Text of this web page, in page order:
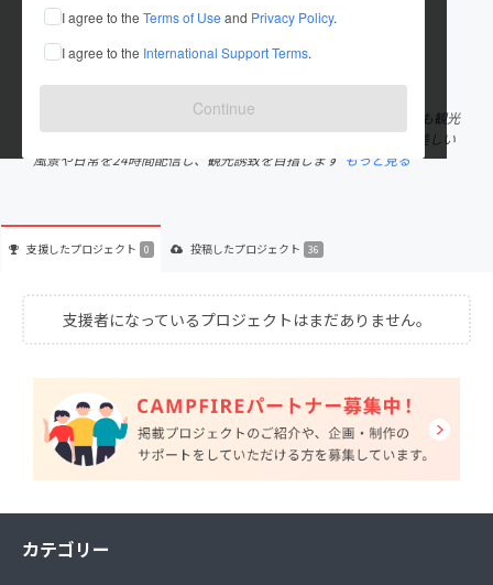
I agree to the Terms of Use and Privacy Policy.
I agree to the International Support Terms.
Continue
これまでに36件のプロジェクトを投稿しています
在住国：日本 現在地：東京都
出身国：日本 出身地：未設定
ライブカメラを活用し日本、世界のユーザーへPRする事で少しでも観光
誘致として地域住民の方に喜んでいただればと考えております。 美しい
風景や日常を24時間配信し、観光誘致を目指します もっと見る
支援したプロジェクト 0 投稿したプロジェクト 36
支援者になっているプロジェクトはまだありません。
カテゴリー